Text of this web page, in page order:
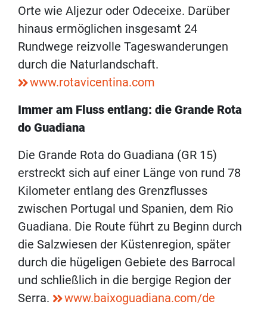
Orte wie Aljezur oder Odeceixe. Darüber
hinaus ermöglichen insgesamt 24
Rundwege reizvolle Tageswanderungen
durch die Naturlandschaft.
www.rotavicentina.com
Immer am Fluss entlang: die Grande Rota
do Guadiana
Die Grande Rota do Guadiana (GR 15)
erstreckt sich auf einer Länge von rund 78
Kilometer entlang des Grenzflusses
zwischen Portugal und Spanien, dem Rio
Guadiana. Die Route führt zu Beginn durch
die Salzwiesen der Küstenregion, später
durch die hügeligen Gebiete des Barrocal
und schließlich in die bergige Region der
Serra.
www.baixoguadiana.com/de